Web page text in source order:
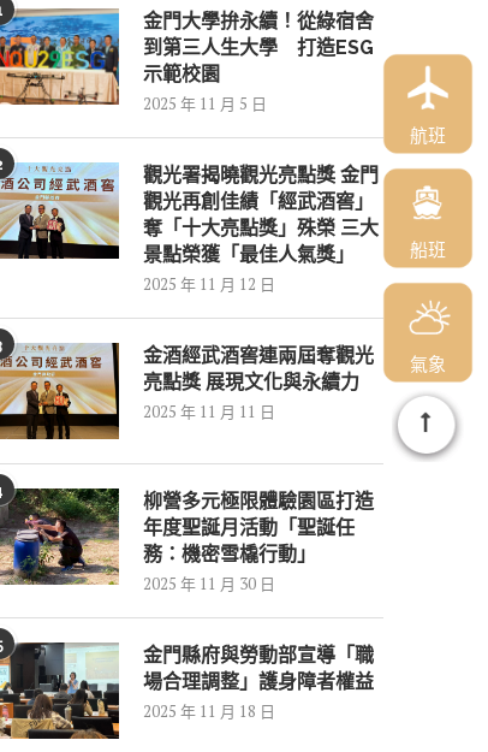
金門大學拚永續！從綠宿舍
到第三人生大學 打造ESG
示範校園
2025 年 11 月 5 日
觀光署揭曉觀光亮點獎 金門
觀光再創佳績「經武酒窖」
奪「十大亮點獎」殊榮 三大
景點榮獲「最佳人氣獎」
2025 年 11 月 12 日
金酒經武酒窖連兩屆奪觀光
亮點獎 展現文化與永續力
2025 年 11 月 11 日
柳營多元極限體驗園區打造
年度聖誕月活動「聖誕任
務：機密雪橇行動」
2025 年 11 月 30 日
金門縣府與勞動部宣導「職
場合理調整」護身障者權益
2025 年 11 月 18 日
航班
船班
氣象